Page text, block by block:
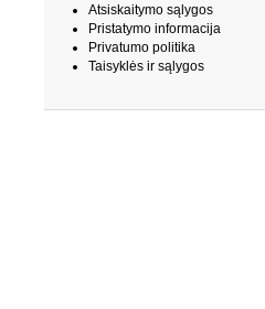
Atsiskaitymo sąlygos
Pristatymo informacija
Privatumo politika
Taisyklės ir sąlygos